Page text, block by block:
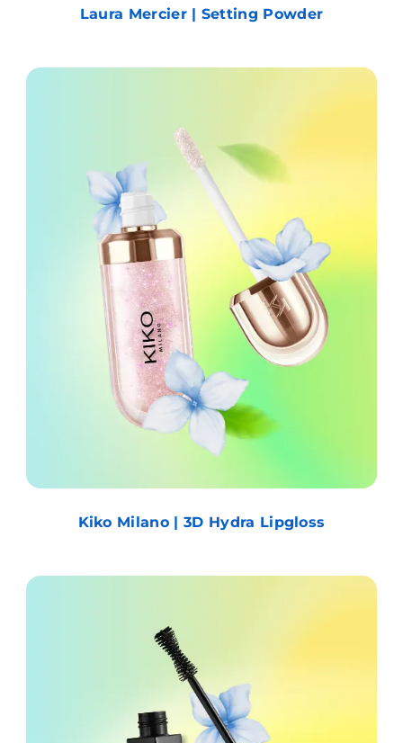
Laura Mercier | Setting Powder
Kiko Milano | 3D Hydra Lipgloss